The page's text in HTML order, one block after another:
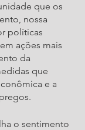
que os
nossa
políticas
ações mais
da
que
e a
o sentimento